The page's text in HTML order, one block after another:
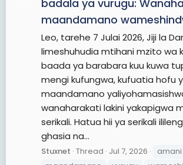
badala ya vurugu:
maandamano
Leo, tarehe 7 Julai 2026, Jiji la
limeshuhudia mtihani mzito wa
baada ya barabara kuu kuwa
mengi kufungwa, kufuatia hofu
maandamano
wanaharakati lakini yakapigwa
serikali. Hatua hii ya serikali
ghasia na...
Stuxnet Thread Jul 7, 2026
amani